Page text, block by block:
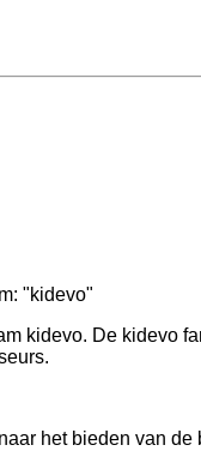
"kidevo"
kidevo. De kidevo
het bieden van de